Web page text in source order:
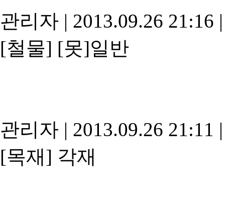
관리자 | 2013.09.26 21:16 |
[철물] [못]일반
관리자 | 2013.09.26 21:11 |
[목재] 각재